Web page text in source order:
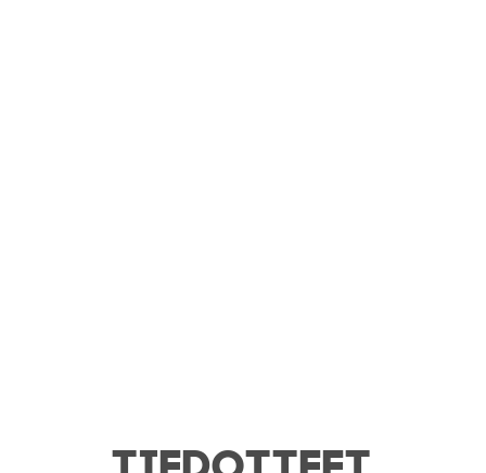
TIEDOTTEET